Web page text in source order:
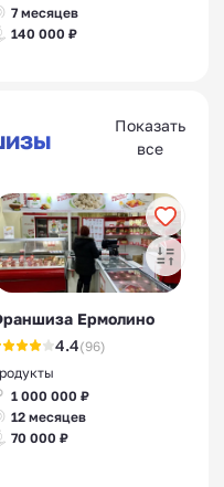
7 месяцев
140 000 ₽
Показать
все
Ермолино
4.4(96)
1 000 000 ₽
12 месяцев
70 000 ₽